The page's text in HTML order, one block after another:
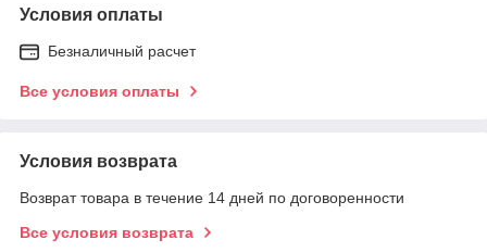
Условия оплаты
Безналичный расчет
Все условия оплаты
Условия возврата
Возврат товара в течение 14 дней по договоренности
Все условия возврата